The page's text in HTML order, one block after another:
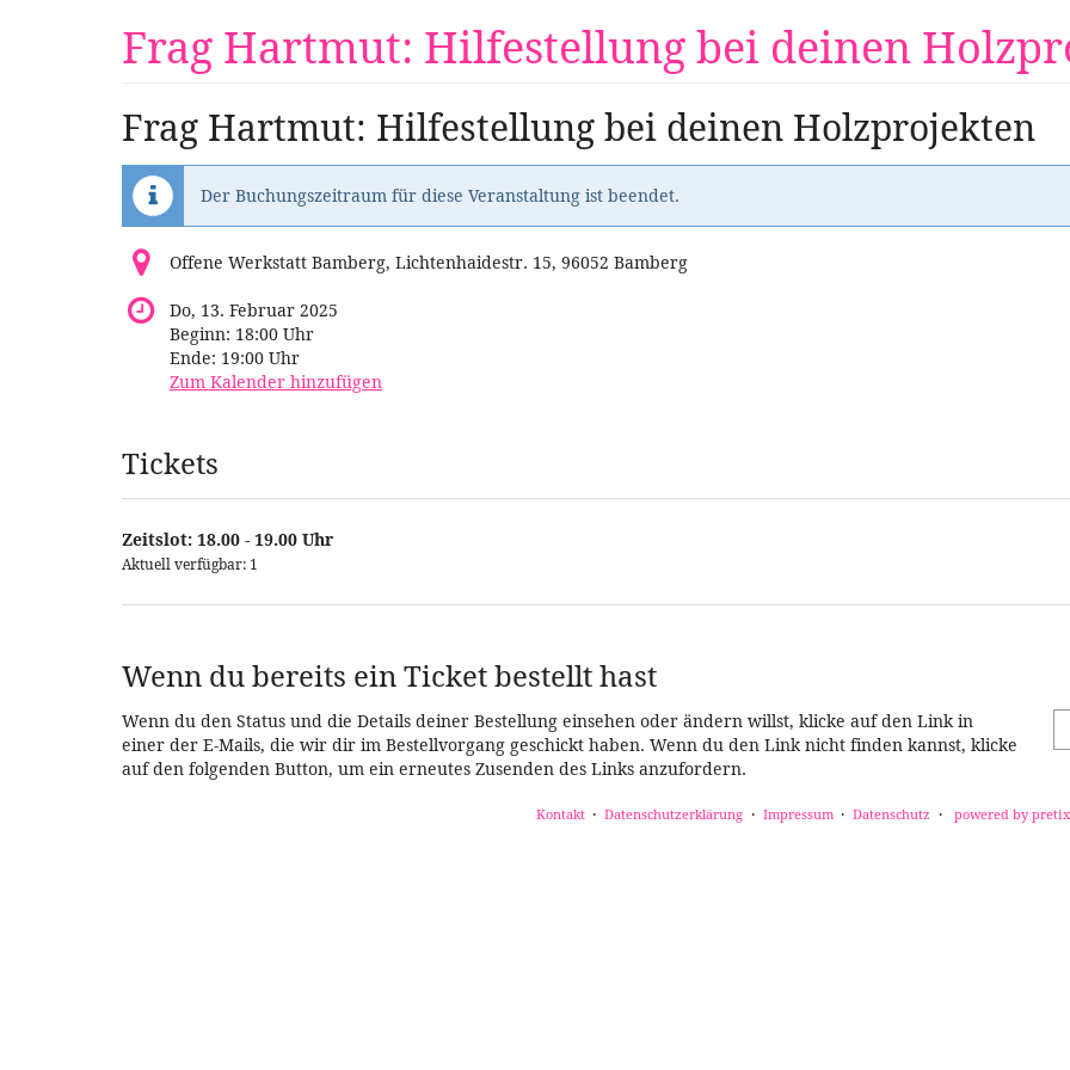
Frag Hartmut: Hilfestellung bei deinen
Frag Hartmut: Hilfestellung bei deinen Holzprojekten
Der Buchungszeitraum für diese Veranstaltung ist beendet.
Offene Werkstatt Bamberg, Lichtenhaidestr. 15, 96052 Bamberg
Do, 13. Februar 2025
Beginn: 18:00 Uhr
Ende: 19:00 Uhr
Zum Kalender hinzufügen
Produkte
Tickets
Zeitslot: 18.00 - 19.00 Uhr
Aktuell verfügbar: 1
Wenn du bereits ein Ticket bestellt hast
Wenn du den Status und die Details deiner Bestellung einsehen oder ändern willst, klicke auf den Link in
einer der E-Mails, die wir dir im Bestellvorgang geschickt haben. Wenn du den Link nicht finden kannst, klicke
auf den folgenden Button, um ein erneutes Zusenden des Links anzufordern.
Kontakt Datenschutzerklärung Impressum Datenschutz powered by pretix